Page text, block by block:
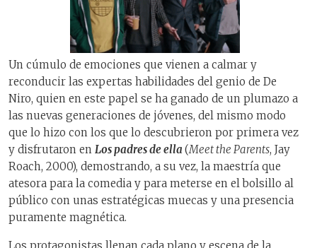
Un cúmulo de emociones que vienen a calmar y
reconducir las expertas habilidades del genio de De
Niro, quien en este papel se ha ganado de un plumazo a
las nuevas generaciones de jóvenes, del mismo modo
que lo hizo con los que lo descubrieron por primera vez
y disfrutaron en Los padres de ella (Meet the Parents, Jay
Roach, 2000), demostrando, a su vez, la maestría que
atesora para la comedia y para meterse en el bolsillo al
público con unas estratégicas muecas y una presencia
puramente magnética.